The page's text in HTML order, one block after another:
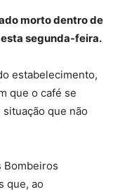
morto dentro de
segunda-feira.
estabelecimento,
que o café se
que não
Bombeiros
que, ao